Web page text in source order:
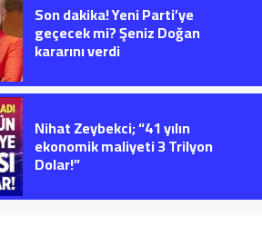
Son dakika! Yeni Parti’ye
geçecek mi? Şeniz Doğan
kararını verdi
Nihat Zeybekci; “41 yılın
ekonomik maliyeti 3 Trilyon
Dolar!”